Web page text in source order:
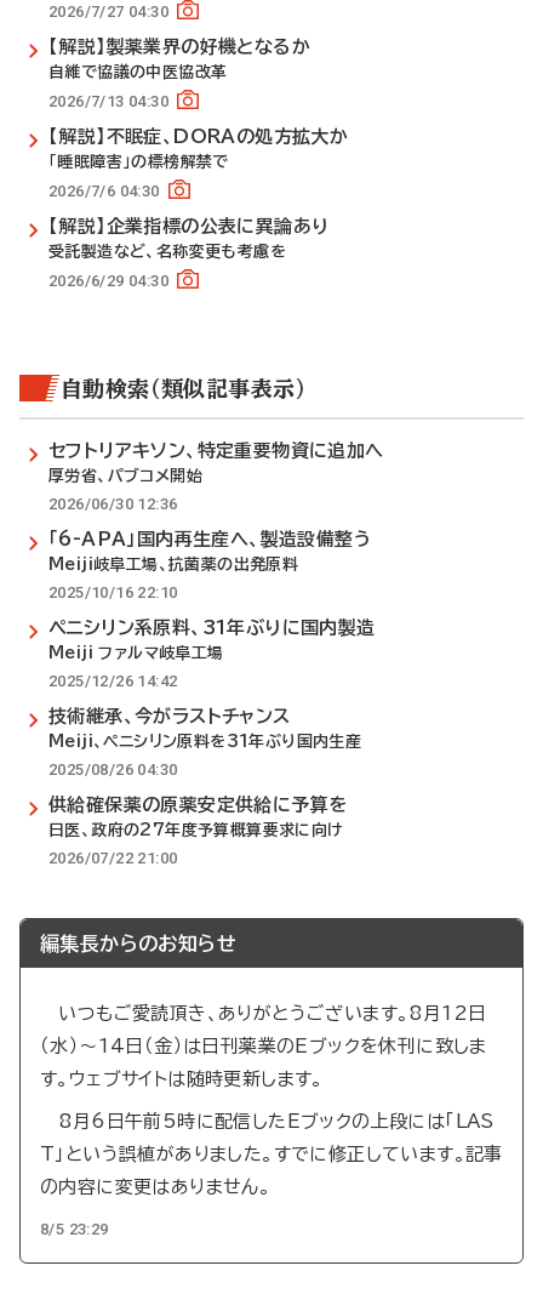
2026/7/27 04:30
【解説】製薬業界の好機となるか
自維で協議の中医協改革
2026/7/13 04:30
【解説】不眠症、DORAの処方拡大か
「睡眠障害」の標榜解禁で
2026/7/6 04:30
【解説】企業指標の公表に異論あり
受託製造など、名称変更も考慮を
2026/6/29 04:30
自動検索（類似記事表示）
セフトリアキソン、特定重要物資に追加へ
厚労省、パブコメ開始
2026/06/30 12:36
「6-APA」国内再生産へ、製造設備整う
Meiji岐阜工場、抗菌薬の出発原料
2025/10/16 22:10
ペニシリン系原料、31年ぶりに国内製造
Meiji ファルマ岐阜工場
2025/12/26 14:42
技術継承、今がラストチャンス
Meiji、ペニシリン原料を31年ぶり国内生産
2025/08/26 04:30
供給確保薬の原薬安定供給に予算を
日医、政府の27年度予算概算要求に向け
2026/07/22 21:00
編集長からのお知らせ
いつもご愛読頂き、ありがとうございます。8月12日
（水）～14日（金）は日刊薬業のEブックを休刊に致しま
す。ウェブサイトは随時更新します。
8月6日午前5時に配信したEブックの上段には「LAS
T」という誤植がありました。すでに修正しています。記事
の内容に変更はありません。
8/5 23:29